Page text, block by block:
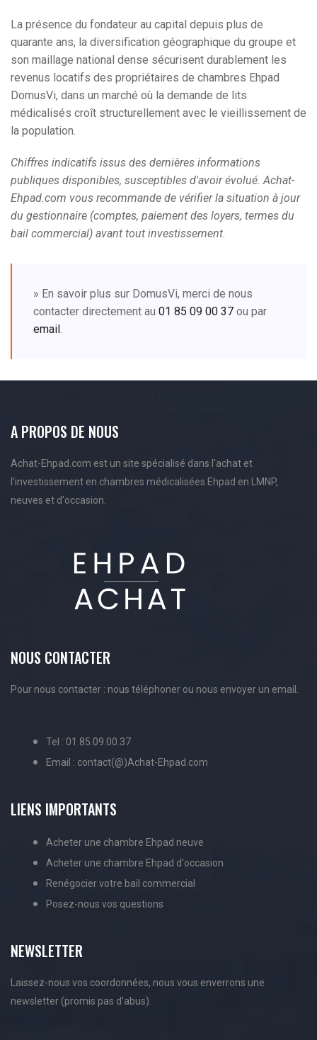
La présence du fondateur au capital depuis plus de
quarante ans, la diversification géographique du groupe et
son maillage national dense sécurisent durablement les
revenus locatifs des propriétaires de chambres Ehpad
DomusVi, dans un marché où la demande de lits
médicalisés croît structurellement avec le vieillissement de
la population.
Chiffres indicatifs issus des dernières informations
publiques disponibles, susceptibles d'avoir évolué. Achat-
Ehpad.com vous recommande de vérifier la situation à jour
du gestionnaire (comptes, paiement des loyers, termes du
bail commercial) avant tout investissement.
» En savoir plus sur DomusVi, merci de nous
contacter directement au 01 85 09 00 37 ou par
email.
A PROPOS DE NOUS
Achat-Ehpad.com est un site spécialisé dans l'achat et
l'investissement en chambres médicalisées Ehpad en LMNP,
neuves et d'occasion.
NOUS CONTACTER
Pour nous contacter : nous téléphoner ou nous envoyer un email.
Tel : 01.85.09.00.37
Email : contact(@)Achat-Ehpad.com
LIENS IMPORTANTS
Acheter une chambre Ehpad neuve
Acheter une chambre Ehpad d'occasion
Renégocier votre bail commercial
Posez-nous vos questions
NEWSLETTER
Laissez-nous vos coordonnées, nous vous enverrons une
newsletter (promis pas d'abus).